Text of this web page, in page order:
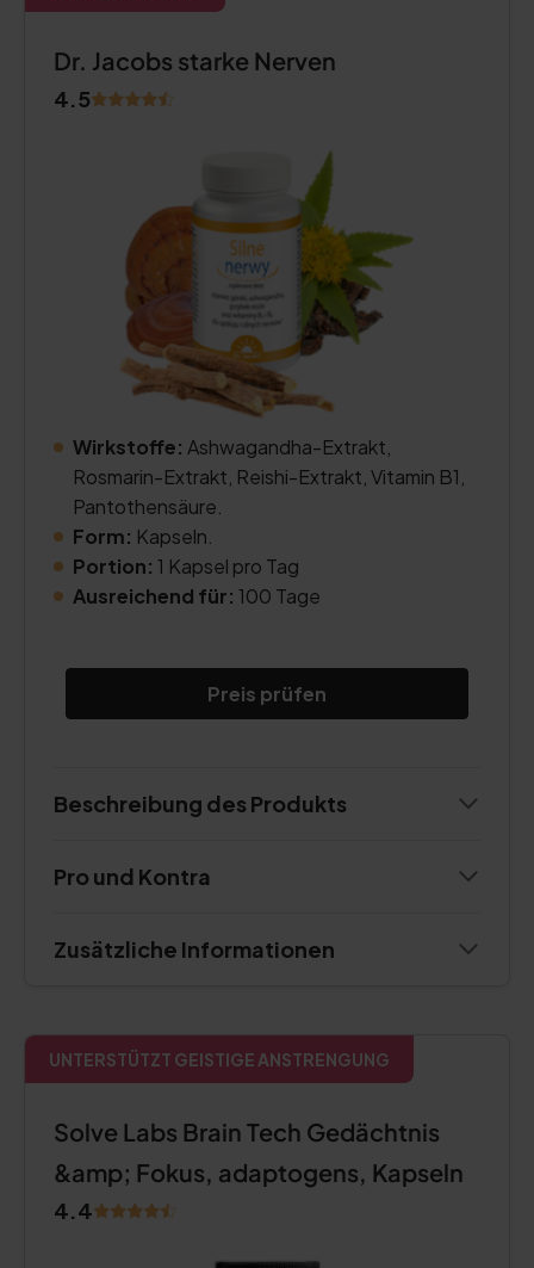
Dr. Jacobs starke Nerven
4.5
Wirkstoffe: Ashwagandha-Extrakt,
Rosmarin-Extrakt, Reishi-Extrakt, Vitamin B1,
Pantothensäure.
Form: Kapseln.
Portion: 1 Kapsel pro Tag
Ausreichend für: 100 Tage
Preis prüfen
Beschreibung des Produkts
Pro und Kontra
Zusätzliche Informationen
UNTERSTÜTZT GEISTIGE ANSTRENGUNG
Solve Labs Brain Tech Gedächtnis
&amp; Fokus, adaptogens, Kapseln
4.4